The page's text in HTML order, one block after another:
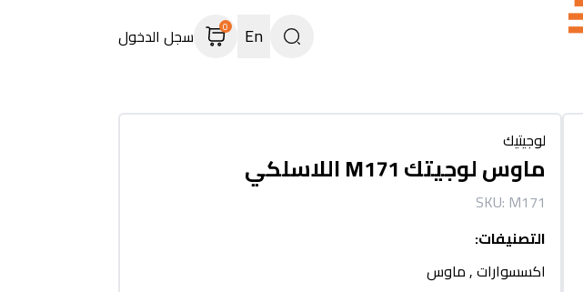
En
0 سجل الدخول
لوجيتيك
ماوس لوجيتك M171 اللاسلكي
SKU: M171
التصنيفات:
اكسسوارات,ماوس